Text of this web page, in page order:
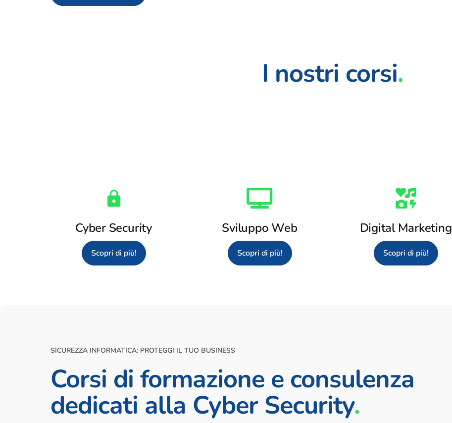
I nostri corsi.
Cyber Security
Scopri di più!
Sviluppo Web
Scopri di più!
Digital Marketing
Scopri di più!
SICUREZZA INFORMATICA: PROTEGGI IL TUO BUSINESS
Corsi di formazione e consulenza
dedicati alla Cyber Security.